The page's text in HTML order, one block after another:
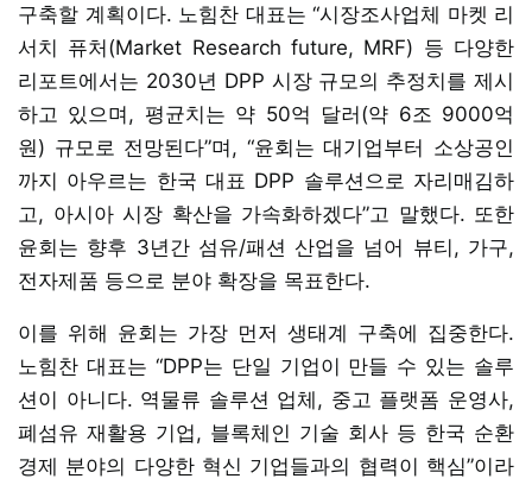
구축할 계획이다. 노힘찬 대표는 “시장조사업체 마켓 리
서치 퓨처(Market Research future, MRF) 등 다양한
리포트에서는 2030년 DPP 시장 규모의 추정치를 제시
하고 있으며, 평균치는 약 50억 달러(약 6조 9000억
원) 규모로 전망된다”며, “윤회는 대기업부터 소상공인
까지 아우르는 한국 대표 DPP 솔루션으로 자리매김하
고, 아시아 시장 확산을 가속화하겠다”고 말했다. 또한
윤회는 향후 3년간 섬유/패션 산업을 넘어 뷰티, 가구,
전자제품 등으로 분야 확장을 목표한다.
이를 위해 윤회는 가장 먼저 생태계 구축에 집중한다.
노힘찬 대표는 “DPP는 단일 기업이 만들 수 있는 솔루
션이 아니다. 역물류 솔루션 업체, 중고 플랫폼 운영사,
폐섬유 재활용 기업, 블록체인 기술 회사 등 한국 순환
경제 분야의 다양한 혁신 기업들과의 협력이 핵심”이라